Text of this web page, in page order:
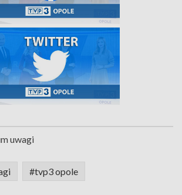
uwagi
#tvp3 opole